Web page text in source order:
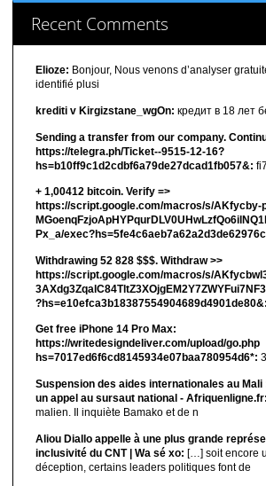
Recent Comments
Elioze: Bonjour, Nous venons d’analyser
identifié plusi
krediti v Kirgizstane_wgOn: кредит в 18 лет
Sending a transfer from our company.
https://telegra.ph/Ticket--9515-12-16?
hs=b10ff9c1d2cdbf6a79de27dcad1fb057&:
+ 1,00412 bitсоin. Verify =>
https://script.google.com/macros/s/AKfycby-
Px_a/
Withdrawing 52 828 $$$. Withdrаw >>
https://script.google.com/macros/s/
?hs=e10efca3b18387554904689d4901de80&:
Get free iPhone 14 Pro Max:
https://writedesigndeliver.com/upload/go.php
hs=7017ed6f6cd8145934e07baa780954d6*:
Suspension des aides internationales au Mali
un appel au sursaut national - Afriquenligne.fr:
malien. Il inquiète Bamako et de n
Aliou Diallo appelle à une plus grande
inclusivité du CNT | Wa sé xo: […] soit encore
déception, certains leaders politiques font de